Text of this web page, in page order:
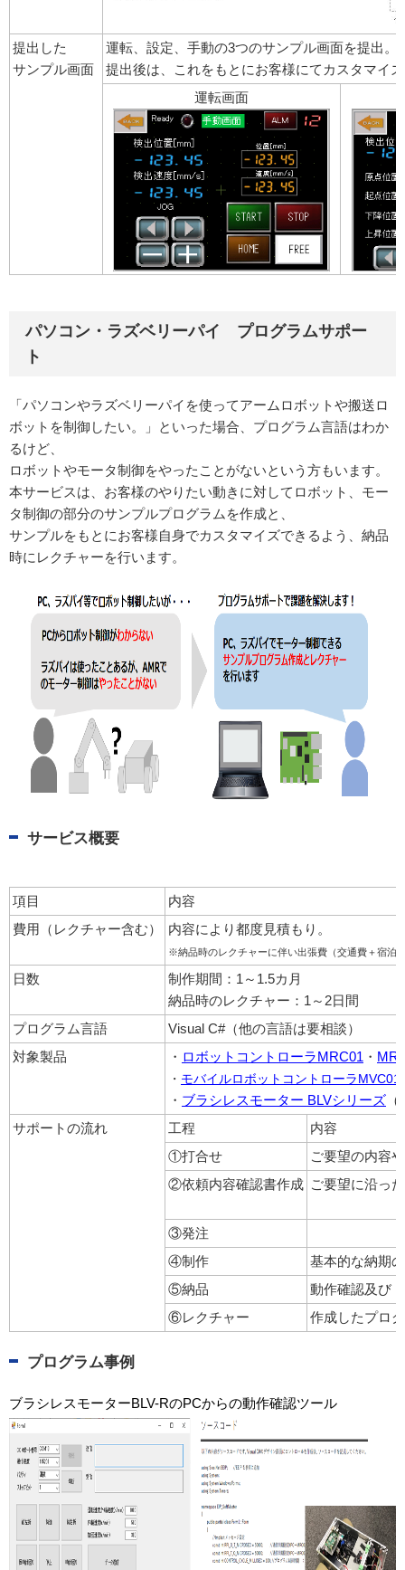
提出した
サンプル画面
運転、設定、手動の3つのサンプル画面を提出。
提出後は、これをもとにお客様にてカスタマイ
運転画面
パソコン・ラズベリーパイ プログラムサポー
ト
「パソコンやラズベリーパイを使ってアームロボットや搬送ロ
ボットを制御したい。」といった場合、プログラム言語はわか
るけど、
ロボットやモータ制御をやったことがないという方もいます。
本サービスは、お客様のやりたい動きに対してロボット、モー
タ制御の部分のサンプルプログラムを作成と、
サンプルをもとにお客様自身でカスタマイズできるよう、納品
時にレクチャーを行います。
サービス概要
項目
内容
費用（レクチャー含む）
内容により都度見積もり。
※納品時のレクチャーに伴い出張費（交通費＋宿泊
日数
制作期間：1～1.5カ月
納品時のレクチャー：1～2日間
プログラム言語
Visual C#（他の言語は要相談）
対象製品
・ ロボットコントローラMRC01 ・
・ モバイルロボットコントローラMVC01
・ ブラシレスモーター BLVシリーズ
サポートの流れ
工程
内容
①打合せ
ご要望の内容
②依頼内容確認書作成 ご要望に沿っ
③発注
④制作
基本的な納期
⑤納品
動作確認及び
⑥レクチャー
作成したプロ
プログラム事例
ブラシレスモーターBLV-RのPCからの動作確認ツール